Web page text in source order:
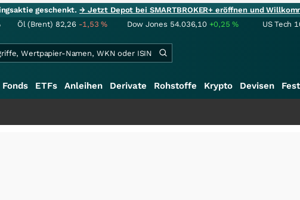
geschenkt.→ Jetzt Depot bei SMARTBROKER+ eröffnen und
Öl (Brent) 82,26 -1,53% Dow Jones 54.036,10 +0,25% US Tech
Fonds ETFs Anleihen Derivate Rohstoffe Krypto Devisen